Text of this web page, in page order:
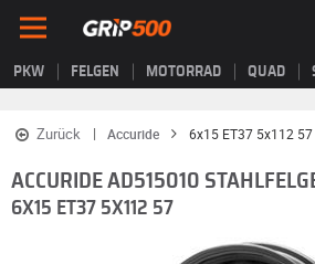
PKW FELGEN MOTORRAD QUAD
Zurück Accuride 6x15 ET37 5x112 57
ACCURIDE AD515010
6X15 ET37 5X112 57